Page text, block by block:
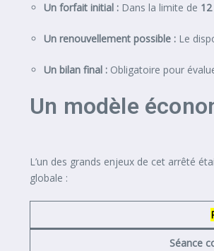
Un forfait initial : Dans la limite de
Un renouvellement possible : Le
Un bilan final : Obligatoire pour
Un modèle
L’un des grands enjeux de cet arrêté
globale :
Séance